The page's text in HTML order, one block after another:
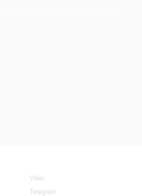
Viber
Telegram